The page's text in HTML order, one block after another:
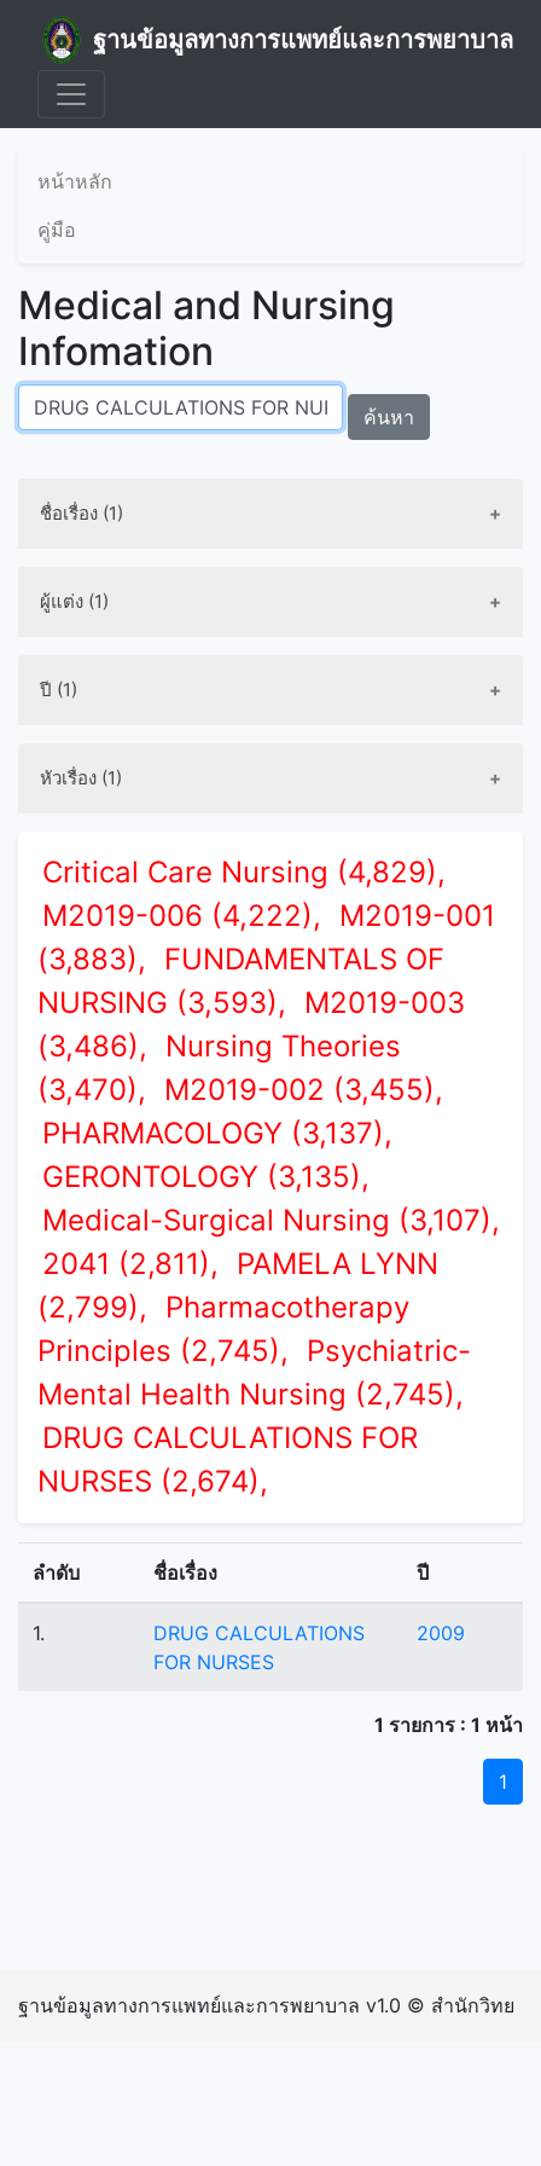
ฐานข้อมูลทางการแพทย์และการพยาบาล
หน้าหลัก
คู่มือ
Medical and Nursing
Infomation
ค้นหา
ชื่อเรื่อง (1)
ผู้แต่ง (1)
ปี (1)
หัวเรื่อง (1)
Critical Care Nursing (4,829),
M2019-006 (4,222),
M2019-001
(3,883),
FUNDAMENTALS OF
NURSING (3,593),
M2019-003
(3,486),
Nursing Theories
(3,470),
M2019-002 (3,455),
PHARMACOLOGY (3,137),
GERONTOLOGY (3,135),
Medical-Surgical Nursing (3,107),
2041 (2,811),
PAMELA LYNN
(2,799),
Pharmacotherapy
Principles (2,745),
Psychiatric-
Mental Health Nursing (2,745),
DRUG CALCULATIONS FOR
NURSES (2,674),
ลำดับ ชื่อเรื่อง ปี
1.
DRUG CALCULATIONS
FOR NURSES
2009
1 รายการ : 1 หน้า
1
ฐานข้อมูลทางการแพทย์และการพยาบาล v1.0 © สำนักวิทย